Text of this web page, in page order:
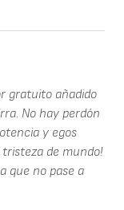
gratuito añadido
No hay perdón
y egos
tristeza de mundo!
que no pase a